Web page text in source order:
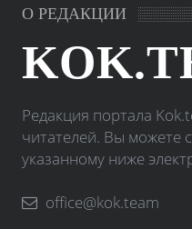
О РЕДАКЦИИ
Редакция портала
читателей. Вы можете
указанному ниже
office@kok.team